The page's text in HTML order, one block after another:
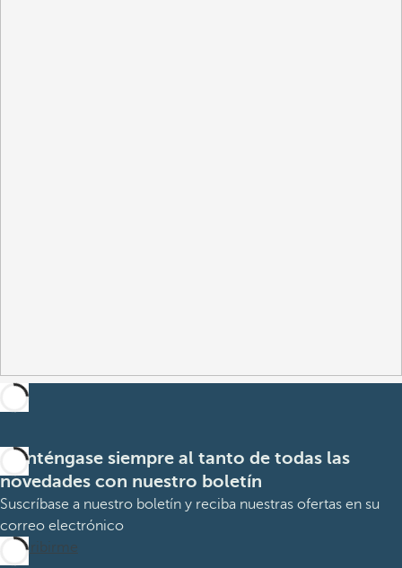
Manténgase siempre al tanto de todas las
novedades con nuestro boletín
Suscríbase a nuestro boletín y reciba nuestras ofertas en su
correo electrónico
Suscribirme